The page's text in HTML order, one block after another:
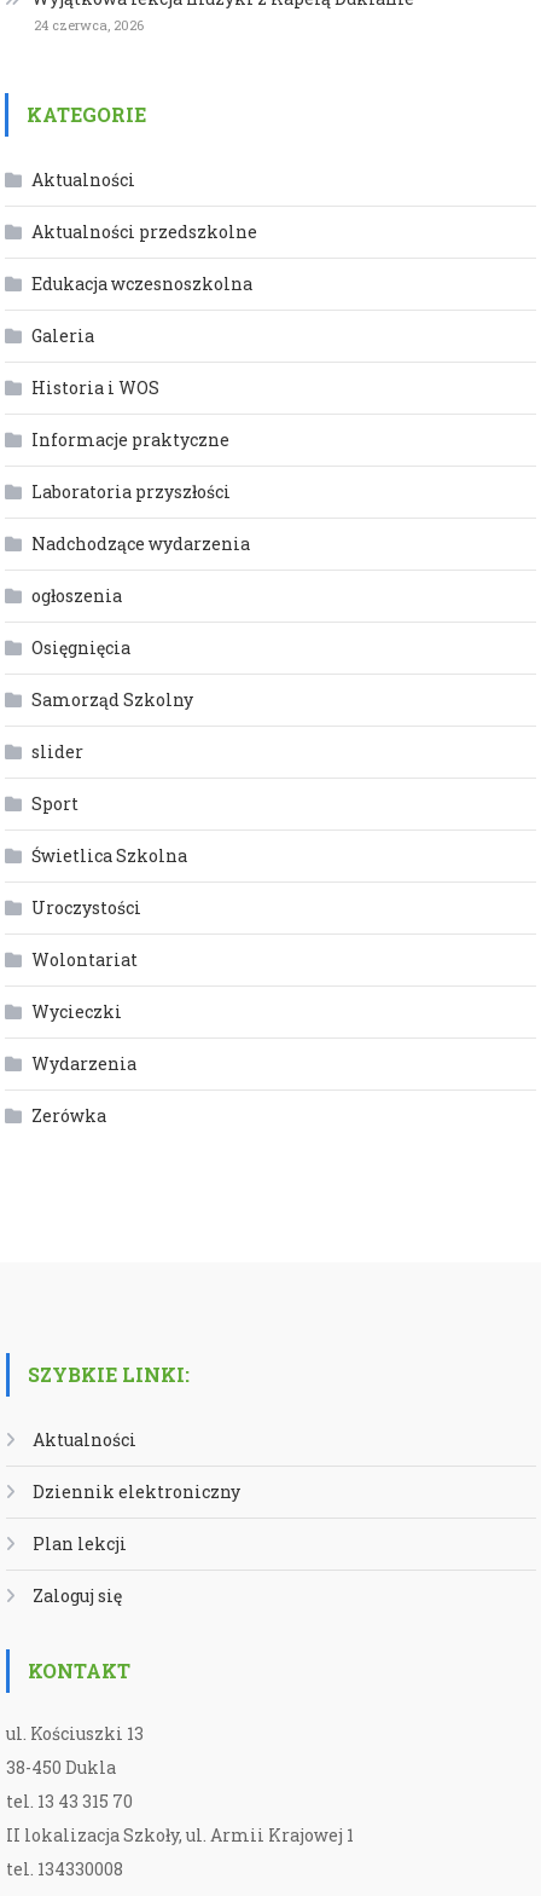
24 czerwca, 2026
KATEGORIE
Aktualności
Aktualności przedszkolne
Edukacja wczesnoszkolna
Galeria
Historia i WOS
Informacje praktyczne
Laboratoria przyszłości
Nadchodzące wydarzenia
ogłoszenia
Osięgnięcia
Samorząd Szkolny
slider
Sport
Świetlica Szkolna
Uroczystości
Wolontariat
Wycieczki
Wydarzenia
Zerówka
SZYBKIE LINKI:
Aktualności
Dziennik elektroniczny
Plan lekcji
Zaloguj się
KONTAKT
ul. Kościuszki 13
38-450 Dukla
tel. 13 43 315 70
II lokalizacja Szkoły, ul. Armii Krajowej 1
tel. 134330008